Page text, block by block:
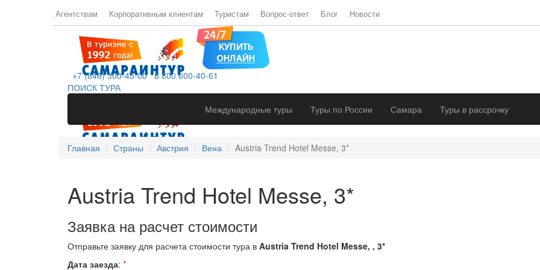
Агентствам Корпоративным клиентам Туристам Вопрос-ответ Блог Новости
+7 (846) 300-45-00 8 800 600-40-61
ПОИСК ТУРА
Международные туры
Туры по России Самара Туры в рассрочку
Главная Страны Австрия Вена Austria Trend Hotel Messe, 3*
Austria Trend Hotel Messe, 3*
Заявка на расчет стоимости
Отправьте заявку для расчета стоимости тура в Austria Trend Hotel Messe, , 3*
Дата заезда: *